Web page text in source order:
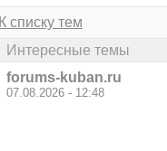
К списку тем
Интересные темы
forums-kuban.ru
07.08.2026 - 12:48